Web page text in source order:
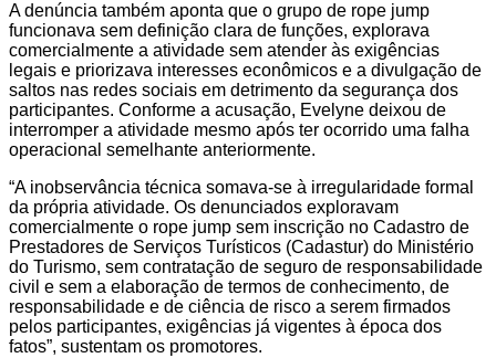
A denúncia também aponta que o grupo de rope jump
funcionava sem definição clara de funções, explorava
comercialmente a atividade sem atender às exigências
legais e priorizava interesses econômicos e a divulgação de
saltos nas redes sociais em detrimento da segurança dos
participantes. Conforme a acusação, Evelyne deixou de
interromper a atividade mesmo após ter ocorrido uma falha
operacional semelhante anteriormente.
“A inobservância técnica somava-se à irregularidade formal
da própria atividade. Os denunciados exploravam
comercialmente o rope jump sem inscrição no Cadastro de
Prestadores de Serviços Turísticos (Cadastur) do Ministério
do Turismo, sem contratação de seguro de responsabilidade
civil e sem a elaboração de termos de conhecimento, de
responsabilidade e de ciência de risco a serem firmados
pelos participantes, exigências já vigentes à época dos
fatos”, sustentam os promotores.